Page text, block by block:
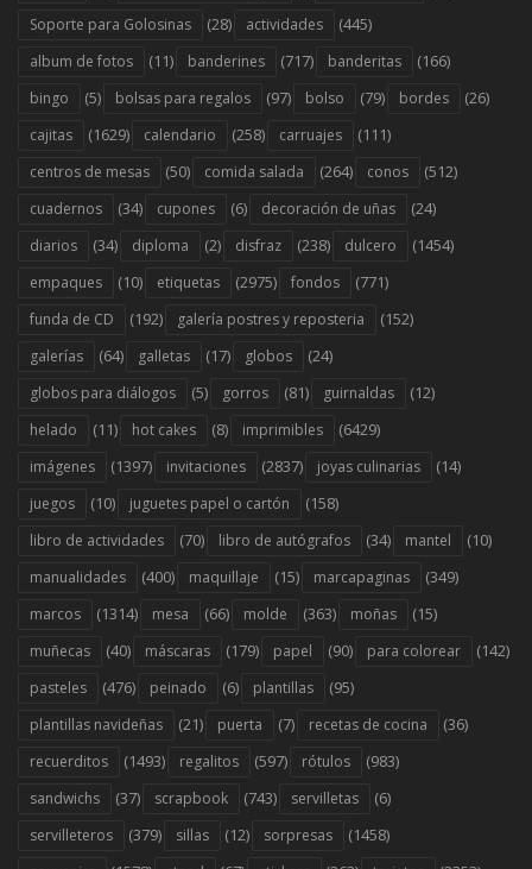
Soporte para Golosinas (28) actividades (445)
album de fotos (11) banderines (717) banderitas (166)
bingo (5) bolsas para regalos (97) bolso (79) bordes (26)
cajitas (1629) calendario (258) carruajes (111)
centros de mesas (50) comida salada (264) conos (512)
cuadernos (34) cupones (6) decoración de uñas (24)
diarios (34) diploma (2) disfraz (238) dulcero (1454)
empaques (10) etiquetas (2975) fondos (771)
funda de CD (192) galería postres y reposteria (152)
galerías (64) galletas (17) globos (24)
globos para diálogos (5) gorros (81) guirnaldas (12)
helado (11) hot cakes (8) imprimibles (6429)
imágenes (1397) invitaciones (2837) joyas culinarias (14)
juegos (10) juguetes papel o cartón (158)
libro de actividades (70) libro de autógrafos (34) mantel (10)
manualidades (400) maquillaje (15) marcapaginas (349)
marcos (1314) mesa (66) molde (363) moñas (15)
muñecas (40) máscaras (179) papel (90) para colorear (142)
pasteles (476) peinado (6) plantillas (95)
plantillas navideñas (21) puerta (7) recetas de cocina (36)
recuerditos (1493) regalitos (597) rótulos (983)
sandwichs (37) scrapbook (743) servilletas (6)
servilleteros (379) sillas (12) sorpresas (1458)